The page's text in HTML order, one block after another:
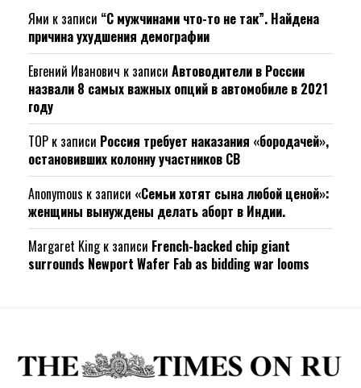
Ями к записи “С мужчинами что-то не так”. Найдена
причина ухудшения демографии
Евгений Иванович к записи Автоводители в России
назвали 8 самых важных опций в автомобиле в 2021
году
ТОР к записи Россия требует наказания «бородачей»,
остановивших колонну участников СВ
Anonymous к записи «Семьи хотят сына любой ценой»:
женщины вынуждены делать аборт в Индии.
Margaret Kingк записи French-backed chip giant
surrounds Newport Wafer Fab as bidding war looms